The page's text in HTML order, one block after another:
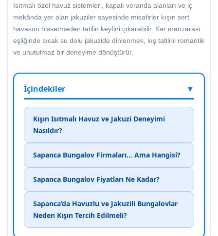
Isıtmalı özel havuz sistemleri, kapalı veranda alanları ve iç
mekânda yer alan jakuziler sayesinde misafirler kışın sert
havasını hissetmeden tatilin keyfini çıkarabilir. Kar manzarası
eşliğinde sıcak su dolu jakuzide dinlenmek, kış tatilini romantik
ve unutulmaz bir deneyime dönüştürür.
İçindekiler ▼
Kışın Isıtmalı Havuz ve Jakuzi Deneyimi
Nasıldır?
Sapanca Bungalov Firmaları… Ama Hangisi?
Sapanca Bungalov Fiyatları Ne Kadar?
Sapanca’da Havuzlu ve Jakuzili Bungalovlar
Neden Kışın Tercih Edilmeli?